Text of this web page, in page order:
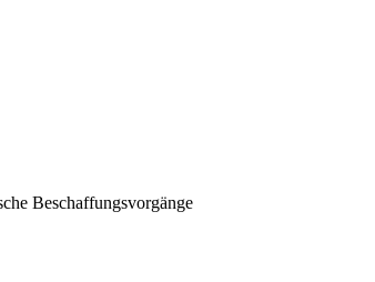
Beschaffungsvorgänge